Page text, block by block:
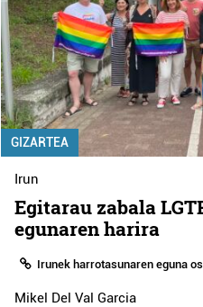
GIZARTEA
Irun
Egitarau zabala
egunaren harira
Irunek harrotasunaren eguna
Mikel Del Val Garcia